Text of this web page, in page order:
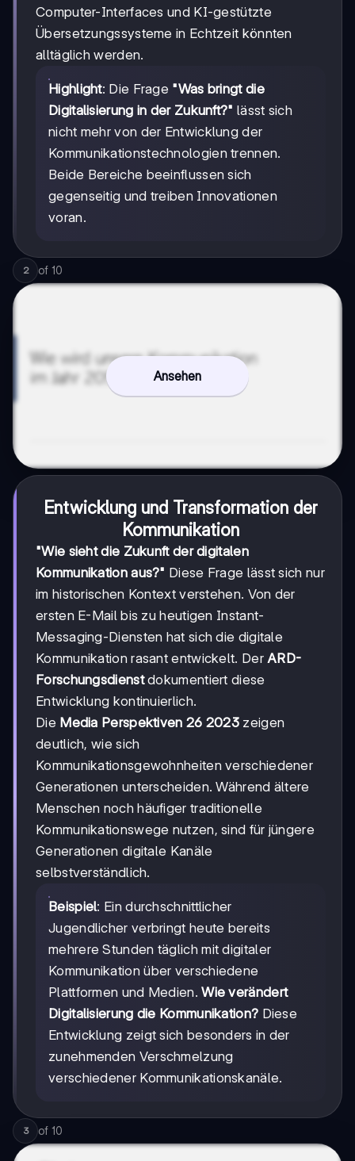
Computer-Interfaces und KI-gestützte
Übersetzungssysteme in Echtzeit könnten
alltäglich werden.
Highlight: Die Frage "Was bringt die
Digitalisierung in der Zukunft?" lässt sich
nicht mehr von der Entwicklung der
Kommunikationstechnologien trennen.
Beide Bereiche beeinflussen sich
gegenseitig und treiben Innovationen
voran.
2 of 10
Ansehen
Entwicklung und Transformation der
Kommunikation
"Wie sieht die Zukunft der digitalen
Kommunikation aus?" Diese Frage lässt sich nur
im historischen Kontext verstehen. Von der
ersten E-Mail bis zu heutigen Instant-
Messaging-Diensten hat sich die digitale
Kommunikation rasant entwickelt. DerARD-
Forschungsdienstdokumentiert diese
Entwicklung kontinuierlich.
Die Media Perspektiven 26 2023 zeigen
deutlich, wie sich
Kommunikationsgewohnheiten verschiedener
Generationen unterscheiden. Während ältere
Menschen noch häufiger traditionelle
Kommunikationswege nutzen, sind für jüngere
Generationen digitale Kanäle
selbstverständlich.
Beispiel: Ein durchschnittlicher
Jugendlicher verbringt heute bereits
mehrere Stunden täglich mit digitaler
Kommunikation über verschiedene
Plattformen und Medien.Wie verändert
Digitalisierung die Kommunikation? Diese
Entwicklung zeigt sich besonders in der
zunehmenden Verschmelzung
verschiedener Kommunikationskanäle.
3 of 10